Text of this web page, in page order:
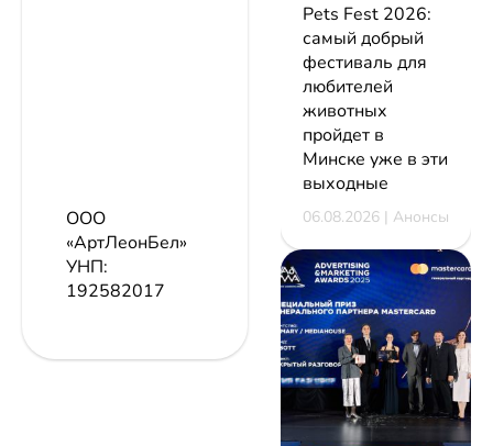
ООО
«АртЛеонБел»
УНП:
192582017
Pets Fest 2026:
самый добрый
фестиваль для
любителей
животных
пройдет в
Минске уже в эти
выходные
06.08.2026 | Анонсы